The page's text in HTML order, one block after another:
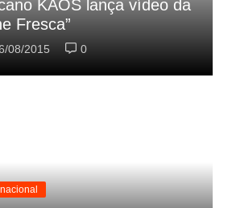
KAOS lança vídeo da
Fresca”
08/2015 0